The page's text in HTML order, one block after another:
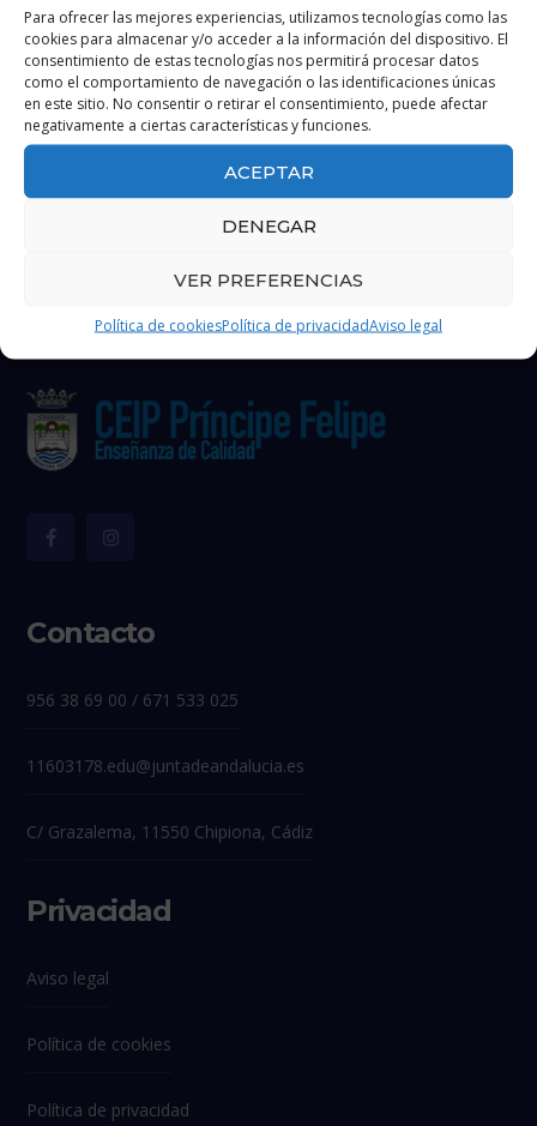
Para ofrecer las mejores experiencias, utilizamos tecnologías como las
cookies para almacenar y/o acceder a la información del dispositivo. El
consentimiento de estas tecnologías nos permitirá procesar datos
como el comportamiento de navegación o las identificaciones únicas
en este sitio. No consentir o retirar el consentimiento, puede afectar
negativamente a ciertas características y funciones.
ACEPTAR
DENEGAR
VER PREFERENCIAS
Política de cookiesPolítica de privacidadAviso legal
Contacto
956 38 69 00 / 671 533 025
11603178.edu@juntadeandalucia.es
C/ Grazalema, 11550 Chipiona, Cádiz
Privacidad
Aviso legal
Política de cookies
Política de privacidad